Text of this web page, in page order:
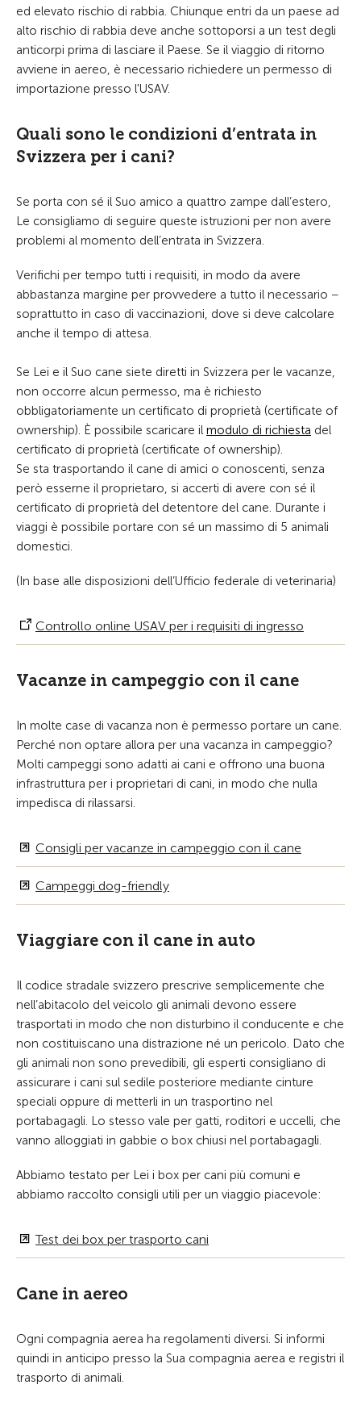
ed elevato rischio di rabbia. Chiunque entri da un paese ad
alto rischio di rabbia deve anche sottoporsi a un test degli
anticorpi prima di lasciare il Paese. Se il viaggio di ritorno
avviene in aereo, è necessario richiedere un permesso di
importazione presso l'USAV.
Quali sono le condizioni d’entrata in
Svizzera per i cani?
Se porta con sé il Suo amico a quattro zampe dall’estero,
Le consigliamo di seguire queste istruzioni per non avere
problemi al momento dell’entrata in Svizzera.
Verifichi per tempo tutti i requisiti, in modo da avere
abbastanza margine per provvedere a tutto il necessario −
soprattutto in caso di vaccinazioni, dove si deve calcolare
anche il tempo di attesa.
Se Lei e il Suo cane siete diretti in Svizzera per le vacanze,
non occorre alcun permesso, ma è richiesto
obbligatoriamente un certificato di proprietà (certificate of
ownership). È possibile scaricare il modulo di richiesta del
certificato di proprietà (certificate of ownership).
Se sta trasportando il cane di amici o conoscenti, senza
però esserne il proprietaro, si accerti di avere con sé il
certificato di proprietà del detentore del cane. Durante i
viaggi è possibile portare con sé un massimo di 5 animali
domestici.
(In base alle disposizioni dell’Ufficio federale di veterinaria)
Controllo online USAV per i requisiti di ingresso
Vacanze in campeggio con il cane
In molte case di vacanza non è permesso portare un cane.
Perché non optare allora per una vacanza in campeggio?
Molti campeggi sono adatti ai cani e offrono una buona
infrastruttura per i proprietari di cani, in modo che nulla
impedisca di rilassarsi.
Consigli per vacanze in campeggio con il cane
Campeggi dog-friendly
Viaggiare con il cane in auto
Il codice stradale svizzero prescrive semplicemente che
nell’abitacolo del veicolo gli animali devono essere
trasportati in modo che non disturbino il conducente e che
non costituiscano una distrazione né un pericolo. Dato che
gli animali non sono prevedibili, gli esperti consigliano di
assicurare i cani sul sedile posteriore mediante cinture
speciali oppure di metterli in un trasportino nel
portabagagli. Lo stesso vale per gatti, roditori e uccelli, che
vanno alloggiati in gabbie o box chiusi nel portabagagli.
Abbiamo testato per Lei i box per cani più comuni e
abbiamo raccolto consigli utili per un viaggio piacevole:
Test dei box per trasporto cani
Cane in aereo
Ogni compagnia aerea ha regolamenti diversi. Si informi
quindi in anticipo presso la Sua compagnia aerea e registri il
trasporto di animali.